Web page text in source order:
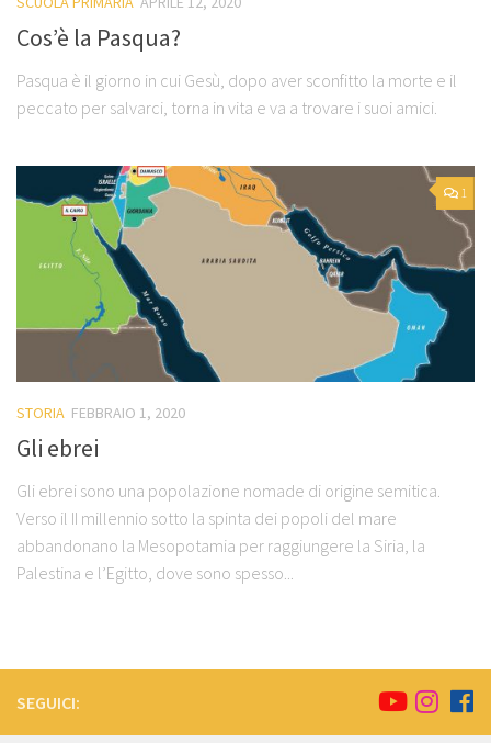
Cos’è la Pasqua?
Pasqua è il giorno in cui Gesù, dopo aver sconfitto la morte e il
peccato per salvarci, torna in vita e va a trovare i suoi amici.
1
STORIA FEBBRAIO 1, 2020
Gli ebrei
Gli ebrei sono una popolazione nomade di origine semitica.
Verso il II millennio sotto la spinta dei popoli del mare
abbandonano la Mesopotamia per raggiungere la Siria, la
Palestina e l’Egitto, dove sono spesso...
SEGUICI: